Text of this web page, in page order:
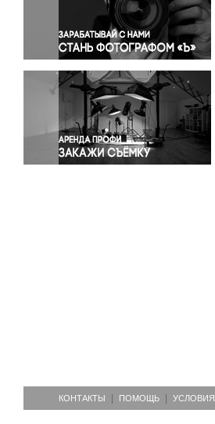
Правосудие
Происшествия и конфликты
Религия
Светская жизнь
Спорт
Экология
Экономика и бизнес
КОНТАКТЫ ПОМОЩЬ